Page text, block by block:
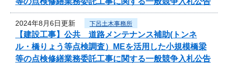
2024年8月6日更新 下呂土木事務所
【建設工事】公共 道路メンテナンス補助(トンネ
ル・橋りょう等点検調査）MEを活用した小規模橋梁
等の点検修繕業務委託工事に関する一般競争入札公告